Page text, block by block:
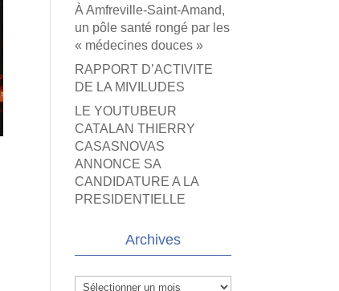
À Amfreville-Saint-Amand,
un pôle santé rongé par les
« médecines douces »
RAPPORT D’ACTIVITE
DE LA MIVILUDES
LE YOUTUBEUR
CATALAN THIERRY
CASASNOVAS
ANNONCE SA
CANDIDATURE A LA
PRESIDENTIELLE
Archives
Archives